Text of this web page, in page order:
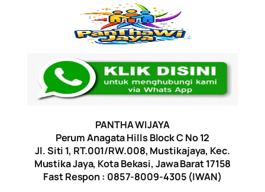
PANTHA WIJAYA
Perum Anagata Hills Block C No 12
Jl. Siti 1, RT.001/RW.008, Mustikajaya, Kec.
Mustika Jaya, Kota Bekasi, Jawa Barat 17158
Fast Respon : 0857-8009-4305 (IWAN)